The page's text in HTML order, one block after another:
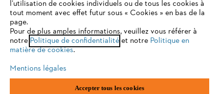
Mentions légales Utilisation des cookies
Informations juridiques
ANDREAS STIHL NV, Veurtstraat 117, 2870 Puurs-Sint-Amands,
België/Belgique
VAT Number: BE 0427.714.768
en charge, et certaines fonctionnalités de notre site ne
peuvent fonctionner correctement. Pour une utilisation
optimale de notre site, nous vous recommandons de passer à
l'un des navigateurs suivants :
firefox chrome
l’utilisation de cookies individuels ou de tous les cookies à
tout moment avec effet futur sous « Cookies » en bas de la
page.
Pour de plus amples informations, veuillez vous référer à
notre Politique de confidentialitéet notre Politique en
matière de cookies.
Mentions légales
Accepter tous les cookies